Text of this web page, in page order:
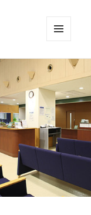
ーとウ
ィジェ